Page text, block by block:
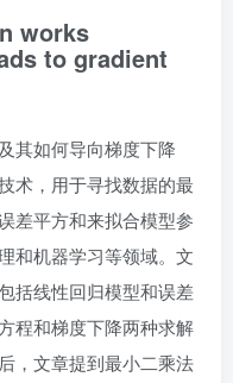
works
to gradient
其如何导向梯度下降
术，用于寻找数据的最
差平方和来拟合模型参
和机器学习等领域。文
括线性回归模型和误差
程和梯度下降两种求解
，文章提到最小二乘法